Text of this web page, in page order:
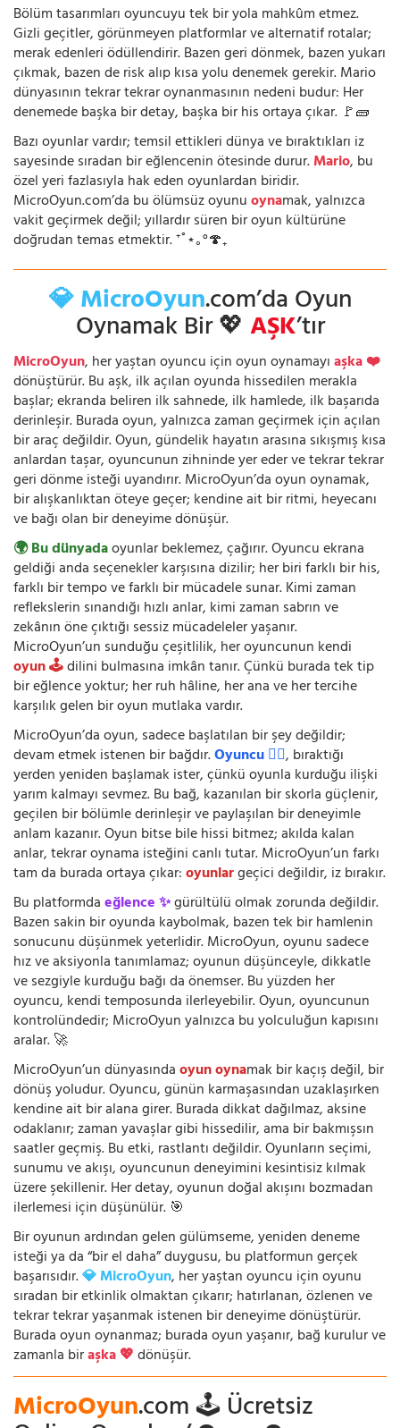
Bölüm tasarımları oyuncuyu tek bir yola mahkûm etmez.
Gizli geçitler, görünmeyen platformlar ve alternatif rotalar;
merak edenleri ödüllendirir. Bazen geri dönmek, bazen yukarı
çıkmak, bazen de risk alıp kısa yolu denemek gerekir. Mario
dünyasının tekrar tekrar oynanmasının nedeni budur: Her
denemede başka bir detay, başka bir his ortaya çıkar. 🚩🧱
Bazı oyunlar vardır; temsil ettikleri dünya ve bıraktıkları iz
sayesinde sıradan bir eğlencenin ötesinde durur.Mario, bu
özel yeri fazlasıyla hak eden oyunlardan biridir.
MicroOyun.com’da bu ölümsüz oyunuoynamak, yalnızca
vakit geçirmek değil; yıllardır süren bir oyun kültürüne
doğrudan temas etmektir. ⁺˚⋆｡°🍄₊
💎 MicroOyun.com’da Oyun
Oynamak Bir 💖AŞK’tır
MicroOyun, her yaştan oyuncu için oyun oynamayıaşka ❤️
dönüştürür. Bu aşk, ilk açılan oyunda hissedilen merakla
başlar; ekranda beliren ilk sahnede, ilk hamlede, ilk başarıda
derinleşir. Burada oyun, yalnızca zaman geçirmek için açılan
bir araç değildir. Oyun, gündelik hayatın arasına sıkışmış kısa
anlardan taşar, oyuncunun zihninde yer eder ve tekrar tekrar
geri dönme isteği uyandırır. MicroOyun’da oyun oynamak,
bir alışkanlıktan öteye geçer; kendine ait bir ritmi, heyecanı
ve bağı olan bir deneyime dönüşür.
🌍 Bu dünyadaoyunlar beklemez, çağırır. Oyuncu ekrana
geldiği anda seçenekler karşısına dizilir; her biri farklı bir his,
farklı bir tempo ve farklı bir mücadele sunar. Kimi zaman
reflekslerin sınandığı hızlı anlar, kimi zaman sabrın ve
zekânın öne çıktığı sessiz mücadeleler yaşanır.
MicroOyun’un sunduğu çeşitlilik, her oyuncunun kendi
oyun 🕹️dilini bulmasına imkân tanır. Çünkü burada tek tip
bir eğlence yoktur; her ruh hâline, her ana ve her tercihe
karşılık gelen bir oyun mutlaka vardır.
MicroOyun’da oyun, sadece başlatılan bir şey değildir;
devam etmek istenen bir bağdır.Oyuncu 🧍‍♂️, bıraktığı
yerden yeniden başlamak ister, çünkü oyunla kurduğu ilişki
yarım kalmayı sevmez. Bu bağ, kazanılan bir skorla güçlenir,
geçilen bir bölümle derinleşir ve paylaşılan bir deneyimle
anlam kazanır. Oyun bitse bile hissi bitmez; akılda kalan
anlar, tekrar oynama isteğini canlı tutar. MicroOyun’un farkı
tam da burada ortaya çıkar:oyunlargeçici değildir, iz bırakır.
Bu platformdaeğlence ✨gürültülü olmak zorunda değildir.
Bazen sakin bir oyunda kaybolmak, bazen tek bir hamlenin
sonucunu düşünmek yeterlidir. MicroOyun, oyunu sadece
hız ve aksiyonla tanımlamaz; oyunun düşünceyle, dikkatle
ve sezgiyle kurduğu bağı da önemser. Bu yüzden her
oyuncu, kendi temposunda ilerleyebilir. Oyun, oyuncunun
kontrolündedir; MicroOyun yalnızca bu yolculuğun kapısını
aralar. 🚀
MicroOyun’un dünyasındaoyun oynamak bir kaçış değil, bir
dönüş yoludur. Oyuncu, günün karmaşasından uzaklaşırken
kendine ait bir alana girer. Burada dikkat dağılmaz, aksine
odaklanır; zaman yavaşlar gibi hissedilir, ama bir bakmışsın
saatler geçmiş. Bu etki, rastlantı değildir. Oyunların seçimi,
sunumu ve akışı, oyuncunun deneyimini kesintisiz kılmak
üzere şekillenir. Her detay, oyunun doğal akışını bozmadan
ilerlemesi için düşünülür. 🎯
Bir oyunun ardından gelen gülümseme, yeniden deneme
isteği ya da “bir el daha” duygusu, bu platformun gerçek
başarısıdır.💎 MicroOyun, her yaştan oyuncu için oyunu
sıradan bir etkinlik olmaktan çıkarır; hatırlanan, özlenen ve
tekrar tekrar yaşanmak istenen bir deneyime dönüştürür.
Burada oyun oynanmaz; burada oyun yaşanır, bağ kurulur ve
zamanla biraşka 💖dönüşür.
MicroOyun.com 🕹️ Ücretsiz